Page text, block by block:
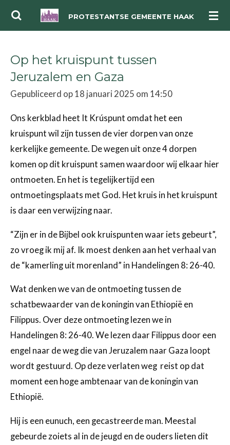
Ga
de
hoofdinhoud
PROTESTANTSE GEMEENTE HAAK
Op het kruispunt tussen
Jeruzalem en Gaza
Gepubliceerd op 18 januari 2025 om 14:50
Ons kerkblad heet It Krúspunt omdat het een
kruispunt wil zijn tussen de vier dorpen van onze
kerkelijke gemeente. De wegen uit onze 4 dorpen
komen op dit kruispunt samen waardoor wij elkaar hier
ontmoeten. En het is tegelijkertijd een
ontmoetingsplaats met God. Het kruis in het kruispunt
is daar een verwijzing naar.
“Zijn er in de Bijbel ook kruispunten waar iets gebeurt”,
zo vroeg ik mij af. Ik moest denken aan het verhaal van
de “kamerling uit morenland” in Handelingen 8: 26-40.
Wat denken we van de ontmoeting tussen de
schatbewaarder van de koningin van Ethiopië en
Filippus. Over deze ontmoeting lezen we in
Handelingen 8: 26-40. We lezen daar Filippus door een
engel naar de weg die van Jeruzalem naar Gaza loopt
wordt gestuurd. Op deze verlaten weg reist op dat
moment een hoge ambtenaar van de koningin van
Ethiopië.
Hij is een eunuch, een gecastreerde man. Meestal
gebeurde zoiets al in de jeugd en de ouders lieten dit